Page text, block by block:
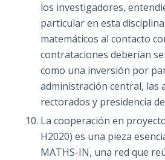
los investigadores,
particular en esta
matemáticos al contacto
contrataciones deberían
como una inversión por
administración central, las
rectorados y presidencia
La cooperación en
H2020) es una pieza
MATHS-IN, una red que